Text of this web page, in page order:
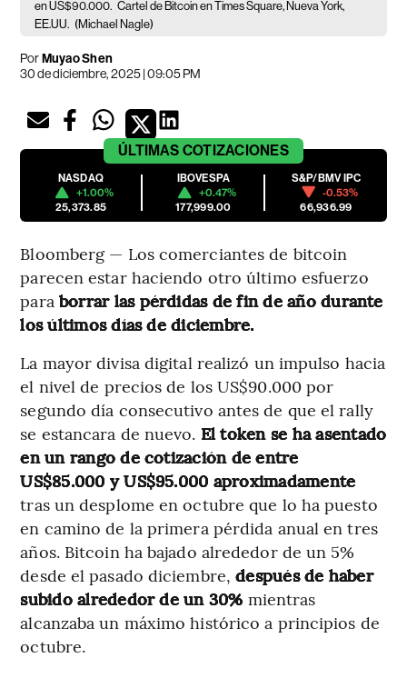
en US$90.000. Cartel de Bitcoin en Times Square, Nueva York,
EE.UU. (Michael Nagle)
PorMuyao Shen
30 de diciembre, 2025 | 09:05 PM
ÚLTIMAS COTIZACIONES
NASDAQ
+1.00%
25,373.85
IBOVESPA
+0.47%
177,999.00
S&P/BMV IPC
-0.53%
66,936.99
Bloomberg — Los comerciantes de bitcoin
parecen estar haciendo otro último esfuerzo
para borrar las pérdidas de fin de año durante
los últimos días de diciembre.
La mayor divisa digital realizó un impulso hacia
el nivel de precios de los US$90.000 por
segundo día consecutivo antes de que el rally
se estancara de nuevo. El token se ha asentado
en un rango de cotización de entre
US$85.000 y US$95.000 aproximadamente
tras un desplome en octubre que lo ha puesto
en camino de la primera pérdida anual en tres
años. Bitcoin ha bajado alrededor de un 5%
desde el pasado diciembre,después de haber
subido alrededor de un 30% mientras
alcanzaba un máximo histórico a principios de
octubre.